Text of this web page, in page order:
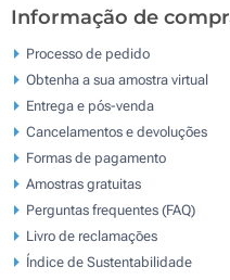
Informação de
Processo de pedido
Obtenha a sua amostra virtual
Entrega e pós-venda
Cancelamentos e devoluções
Formas de pagamento
Amostras gratuitas
Perguntas frequentes (FAQ)
Livro de reclamaçōes
Índice de Sustentabilidade